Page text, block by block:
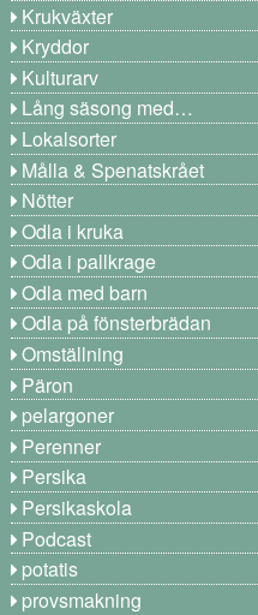
Krukväxter
Kryddor
Kulturarv
Lång säsong med…
Lokalsorter
Målla & Spenatskrået
Nötter
Odla i kruka
Odla i pallkrage
Odla med barn
Odla på fönsterbrädan
Omställning
Päron
pelargoner
Perenner
Persika
Persikaskola
Podcast
potatis
provsmakning